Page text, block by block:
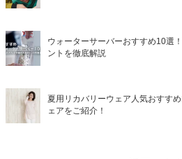
ウォーターサーバーおすすめ10選
ントを徹底解説
夏用リカバリーウェア人気おすす
ェアをご紹介！